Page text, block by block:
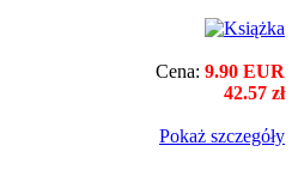
Cena: 9.90 EUR
42.57 zł
Pokaż szczegόły